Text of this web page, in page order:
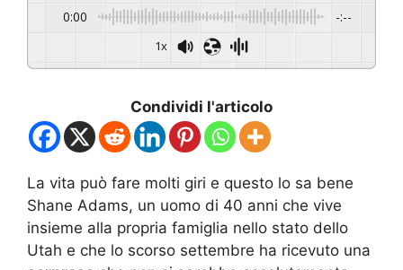
0:00 -:--
1x
Condividi l'articolo
La vita può fare molti giri e questo lo sa bene
Shane Adams, un uomo di 40 anni che vive
insieme alla propria famiglia nello stato dello
Utah e che lo scorso settembre ha ricevuto una